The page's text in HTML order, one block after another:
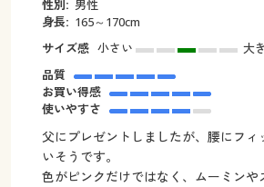
性別: 男性
身長: 165～170cm
サイズ感 小さい
大
品質
お買い得感
使いやすさ
父にプレゼントしましたが、腰にフィ
いそうです。
色がピンクだけではなく、ムーミンや